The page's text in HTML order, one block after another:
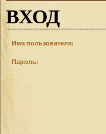
ВХОД
Имя пользователя:
Пароль: